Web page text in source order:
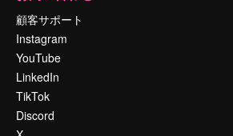
顧客サポート
Instagram
YouTube
LinkedIn
TikTok
Discord